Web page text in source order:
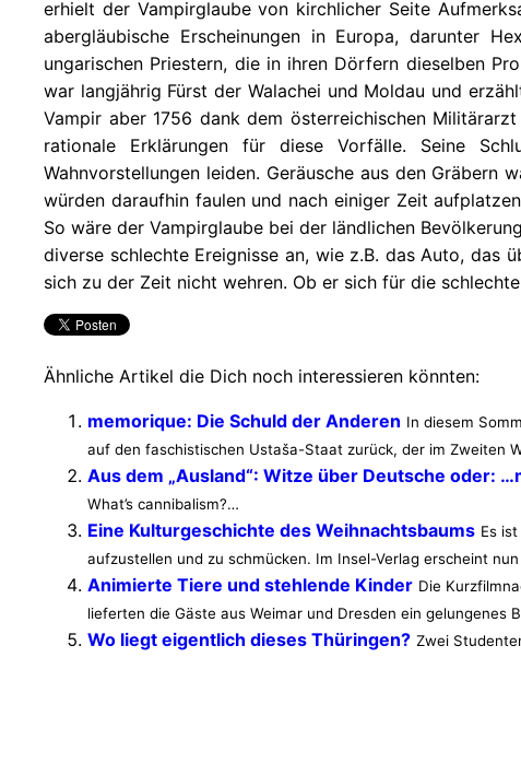
erhielt der Vampirglaube von kirchlicher Seite
abergläubische Erscheinungen in Europa, darunter
ungarischen Priestern, die in ihren Dörfern dieselben
war langjährig Fürst der Walachei und Moldau und
Vampir aber 1756 dank dem österreichischen
rationale Erklärungen für diese Vorfälle. Seine
Wahnvorstellungen leiden. Geräusche aus den
würden daraufhin faulen und nach einiger Zeit
So wäre der Vampirglaube bei der ländlichen
diverse schlechte Ereignisse an, wie z.B. das Auto, das
sich zu der Zeit nicht wehren. Ob er sich für die
Ähnliche Artikel die Dich noch interessieren könnten:
memorique: Die Schuld der Anderen In diesem
auf den faschistischen Ustaša-Staat zurück, der im Zweiten
Aus dem „Ausland“: Witze über Deutsche oder:
What’s cannibalism?…
Eine Kulturgeschichte des Weihnachtsbaums Es
aufzustellen und zu schmücken. Im Insel-Verlag erscheint
Animierte Tiere und stehlende Kinder Die
lieferten die Gäste aus Weimar und Dresden ein gelungenes
Wo liegt eigentlich dieses Thüringen? Zwei